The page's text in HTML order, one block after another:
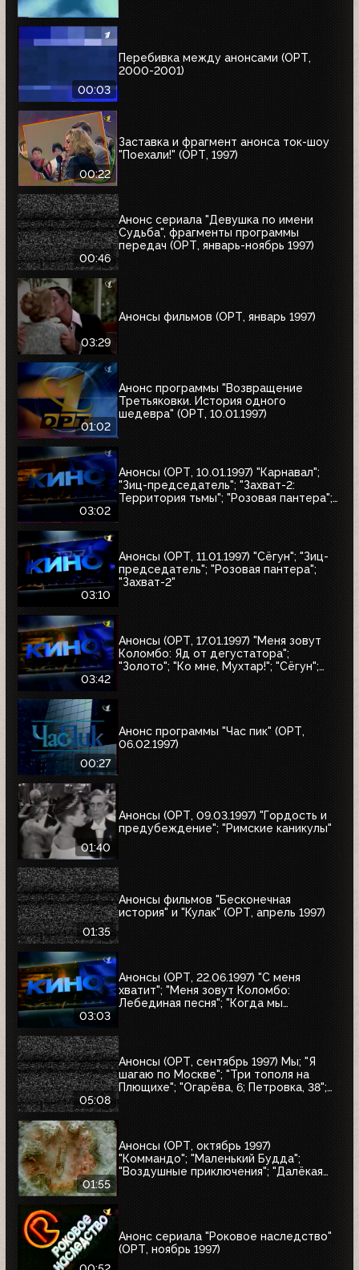
00:03
Перебивка между анонсами (ОРТ,
2000-2001)
00:22
Заставка и фрагмент анонса ток-шоу
"Поехали!" (ОРТ, 1997)
00:46
Анонс сериала "Девушка по имени
Судьба", фрагменты программы
передач (ОРТ, январь-ноябрь 1997)
03:29
Анонсы фильмов (ОРТ, январь 1997)
01:02
Анонс программы "Возвращение
Третьяковки. История одного
шедевра" (ОРТ, 10.01.1997)
03:02
Анонсы (ОРТ, 10.01.1997) "Карнавал";
"Зиц-председатель"; "Захват-2:
Территория тьмы"; "Розовая пантера";
03:10
Анонсы (ОРТ, 11.01.1997) "Сёгун"; "Зиц-
председатель"; "Розовая пантера";
"Захват-2"
03:42
Анонсы (ОРТ, 17.01.1997) "Меня зовут
Коломбо: Яд от дегустатора";
"Золото"; "Ко мне, Мухтар!"; "Сёгун";
00:27
Анонс программы "Час пик" (ОРТ,
06.02.1997)
01:40
Анонсы (ОРТ, 09.03.1997) "Гордость и
предубеждение"; "Римские каникулы"
01:35
Анонсы фильмов "Бесконечная
история" и "Кулак" (ОРТ, апрель 1997)
03:03
Анонсы (ОРТ, 22.06.1997) "С меня
хватит"; "Меня зовут Коломбо:
Лебединая песня"; "Когда мы
05:08
Анонсы (ОРТ, сентябрь 1997) Мы; "Я
шагаю по Москве"; "Три тополя на
Плющихе"; "Огарёва, 6; Петровка, 38";
01:55
Анонсы (ОРТ, октябрь 1997)
"Коммандо"; "Маленький Будда";
"Воздушные приключения"; "Далёкая
Анонс сериала "Роковое наследство"
(ОРТ, ноябрь 1997)